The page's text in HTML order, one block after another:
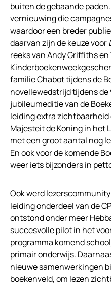
buiten de gebaande
vernieuwing die
waardoor een breder
daarvan zijn de keuze voor
reeks van Andy Griffiths
familie Chabot tijdens de
novellewedstrijd tijdens de
jubileumeditie van de
leiding extra
Majesteit de Koning in het
met een groot aantal nog
En ook voor de komende
weer iets bijzonders in
Ook werd
leiding onderdeel van de
ontstond onder meer
succesvolle pilot in het
programma komend
primair onderwijs.
nieuwe samenwerkingen
boekenveld, om lezen